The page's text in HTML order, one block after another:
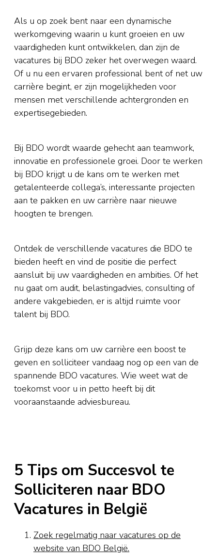
Als u op zoek bent naar een dynamische
werkomgeving waarin u kunt groeien en uw
vaardigheden kunt ontwikkelen, dan zijn de
vacatures bij BDO zeker het overwegen waard.
Of u nu een ervaren professional bent of net uw
carrière begint, er zijn mogelijkheden voor
mensen met verschillende achtergronden en
expertisegebieden.
Bij BDO wordt waarde gehecht aan teamwork,
innovatie en professionele groei. Door te werken
bij BDO krijgt u de kans om te werken met
getalenteerde collega’s, interessante projecten
aan te pakken en uw carrière naar nieuwe
hoogten te brengen.
Ontdek de verschillende vacatures die BDO te
bieden heeft en vind de positie die perfect
aansluit bij uw vaardigheden en ambities. Of het
nu gaat om audit, belastingadvies, consulting of
andere vakgebieden, er is altijd ruimte voor
talent bij BDO.
Grijp deze kans om uw carrière een boost te
geven en solliciteer vandaag nog op een van de
spannende BDO vacatures. Wie weet wat de
toekomst voor u in petto heeft bij dit
vooraanstaande adviesbureau.
5 Tips om Succesvol te
Solliciteren naar BDO
Vacatures in België
Zoek regelmatig naar vacatures op de
website van BDO België.